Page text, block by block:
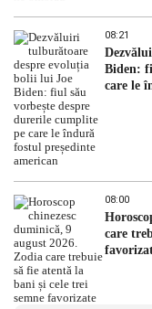
08:21
Biden:
care le
08:00
care